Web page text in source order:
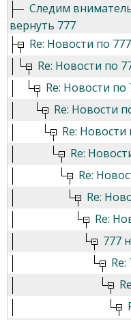
Следим
вернуть 777
Re: Новости по
Re: Новости по
Re: Новости
Re: Новости
Re:
Re:
Re:
Re:
Re:
777